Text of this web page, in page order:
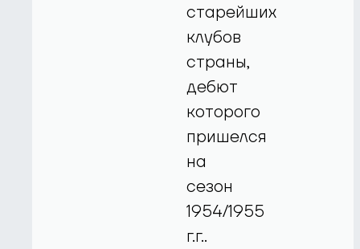
старейших
клубов
страны,
дебют
которого
пришелся
на
сезон
1954/1955
г.г..